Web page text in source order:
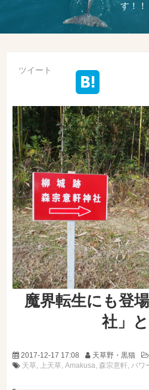
す！！
ツイート
魔界転生にも登
社」
2017-12-17 17:08 天草野・黒猫
天草
上天草 Amakusa 森宗意軒 パワ